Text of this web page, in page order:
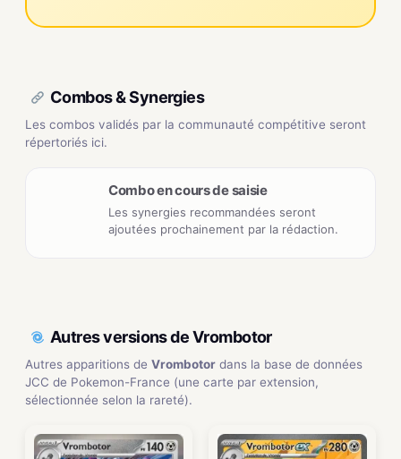
Combos & Synergies
Les combos validés par la communauté compétitive seront
répertoriés ici.
Combo en cours de saisie
Les synergies recommandées seront
ajoutées prochainement par la rédaction.
Autres versions de Vrombotor
Autres apparitions de Vrombotor dans la base de données
JCC de Pokemon-France (une carte par extension,
sélectionnée selon la rareté).